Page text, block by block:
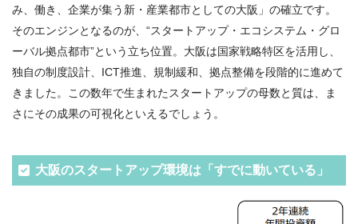
み、働き、企業が集う新・産業都市としての大阪」の確立です。
そのエンジンとなるのが、“スタートアップ・エコシステム・グロ
ーバル拠点都市”という立ち位置。大阪は国家戦略特区を活用し、
独自の制度設計、ICT推進、規制緩和、拠点整備を段階的に進めて
きました。この数年で生まれたスタートアップの母数と質は、ま
さにその成果の可視化といえるでしょう。
大阪のスタートアップ環境は「すでに動いている」